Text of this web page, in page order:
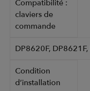
Compatibilité :
claviers de
commande
DP8620F,
Condition
d’installation